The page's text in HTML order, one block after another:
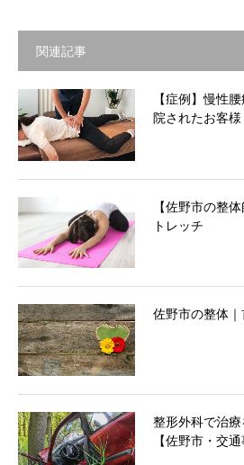
関連記事
【症例】慢性
院されたお客様
【佐野市の整
トレッチ
佐野市の整体
整形外科で治
【佐野市・交